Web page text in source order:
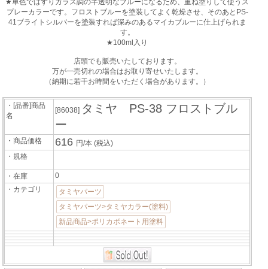
★単色ではすりガラス調の半透明なブルーになるため、重ね塗りして使うス
プレーカラーです。フロストブルーを塗装してよく乾燥させ、そのあとPS-
41ブライトシルバーを塗装すれば深みのあるマイカブルーに仕上げられま
す。
★100ml入り
店頭でも販売いたしております。
万が一売切れの場合はお取り寄せいたします。
（納期に若干お時間をいただく場合があります。）
・[品番]商品
名
[86038] タミヤ PS-38 フロストブル
ー
・商品価格 616 円/本(税込)
・規格
・在庫
0
・カテゴリ
タミヤパーツ
タミヤパーツ>タミヤカラー(塗料)
新品商品>ポリカボネート用塗料